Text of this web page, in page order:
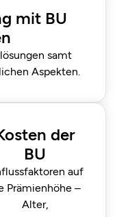
mit BU
samt
Aspekten.
der
BU
auf
Prämienhöhe –
Alter,